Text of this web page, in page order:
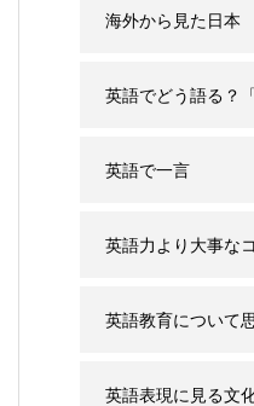
海外から見た日本
英語でどう語る？
英語で一言
英語力より大事な
ウハウ
英語教育について
英語表現に見る文